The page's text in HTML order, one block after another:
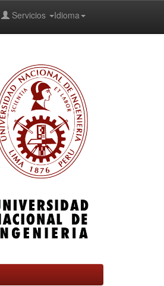
Idioma
Servicios